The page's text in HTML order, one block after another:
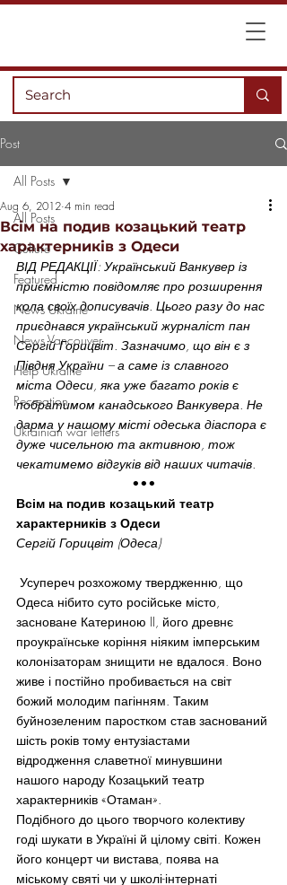
Post
All Posts
Culture
Featured
News Ukraine
News Vancouver
Help Ukraine
Recreation
Ukrainian war letters
All Posts
Всім на подив козацький театр
характерників з Одеси
Aug 6, 2012 4 min read
ВІД РЕДАКЦІЇ: Український Ванкувер із
приємністю повідомляє про розширення
кола своїх дописувачів. Цього разу до нас
приєднався український журналіст пан
Сергій Горицвіт. Зазначимо, що він є з
Півдня України – а саме із славного
міста Одеси, яка уже багато років є
побратимом канадського Ванкувера. Не
дарма у нашому місті одеська діаспора є
дуже чисельною та активною, тож
чекатимемо відгуків від наших читачів.
•••
Всім на подив козацький театр
характерників з Одеси
Сергій Горицвіт (Одеса)
Одеса нібито суто російське місто,
засноване Катериною II, його древнє
проукраїнське коріння ніяким імперським
колонізаторам знищити не вдалося. Воно
живе і постійно пробивається на світ
божий молодим пагінням. Таким
буйнозеленим паростком став заснований
шість років тому ентузіастами
відродження славетної минувшини
нашого народу Козацький театр
характерників «Отаман».
Подібного до цього творчого колективу
годі шукати в Україні й цілому світі. Кожен
його концерт чи вистава, поява на
міському святі чи у школі-інтернаті